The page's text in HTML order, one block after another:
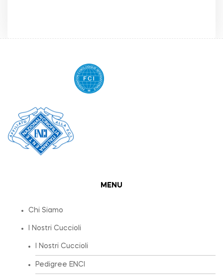
MENU
Chi Siamo
I Nostri Cuccioli
I Nostri Cuccioli
Pedigree ENCI